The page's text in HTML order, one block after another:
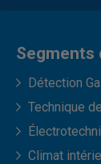
Segments
Détection
Technique
Climat